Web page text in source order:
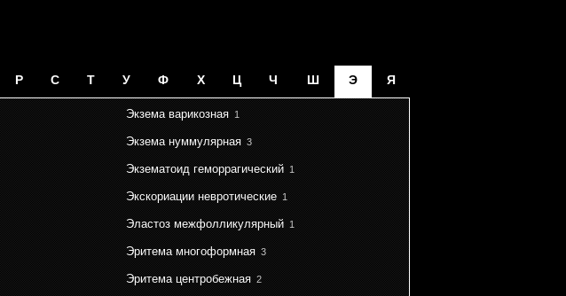
Р С Т У Ф Х Ц Ч Ш Э Я
Экзема варикозная1
Экзема нуммулярная3
Экзематоид геморрагический1
Экскориации невротические1
Эластоз межфолликулярный1
Эритема многоформная3
Эритема центробежная2